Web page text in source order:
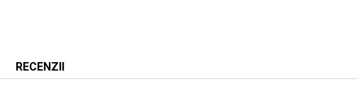
RECENZII